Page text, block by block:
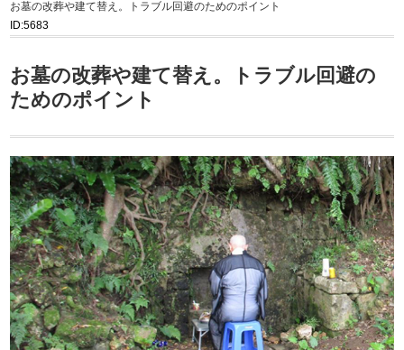
お墓の改葬や建て替え。トラブル回避のためのポイント
ID:5683
お墓の改葬や建て替え。トラブル回避の
ためのポイント